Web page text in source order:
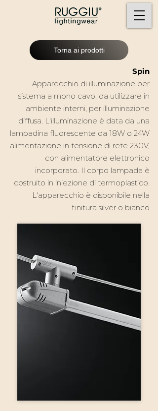
Torna ai prodotti
Spin
Apparecchio di illuminazione per
sistema a mono cavo, da utilizzare in
ambiente interni, per illuminazione
diffusa. L'illuminazione è data da una
lampadina fluorescente da 18W o 24W
alimentazione in tensione di rete 230V,
con alimentatore elettronico
incorporato. Il corpo lampada è
costruito in iniezione di termoplastico.
L'apparecchio è disponibile nella
finitura silver o bianco